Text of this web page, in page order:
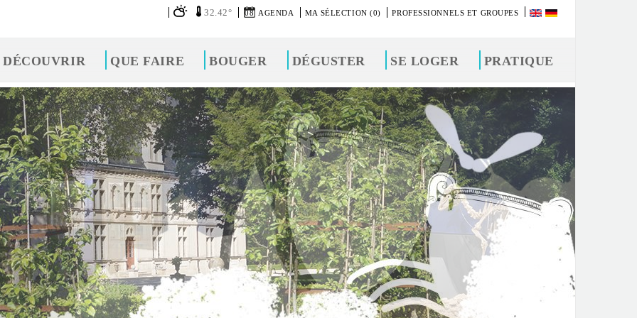
32.42° 08 AGENDA MA SÉLECTION (0) PROFESSIONNELS ET GROUPES
DÉCOUVRIR QUE FAIRE BOUGER DÉGUSTER SE LOGER PRATIQUE